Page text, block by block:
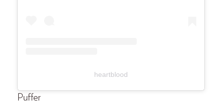
heartblood
Puffer